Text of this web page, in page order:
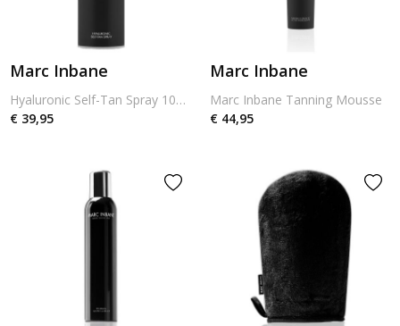
Marc Inbane
Hyaluronic Self-Tan Spray 100ml
€ 39,95
Marc Inbane
Marc Inbane Tanning Mousse
€ 44,95